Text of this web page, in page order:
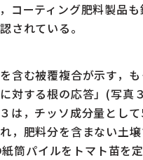
コーティング肥料製品
されている。
含む被覆複合が示す，
対する根の応答」(写真
は，チッソ成分量とし
，肥料分を含まない土
筒パイルをトマト苗を